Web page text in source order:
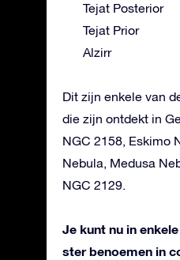
Tejat Posterior
Tejat Prior
Alzirr
Dit zijn enkele van
die zijn ontdekt in
NGC 2158, Eskimo
Nebula, Medusa
NGC 2129.
Je kunt nu in
ster benoemen in